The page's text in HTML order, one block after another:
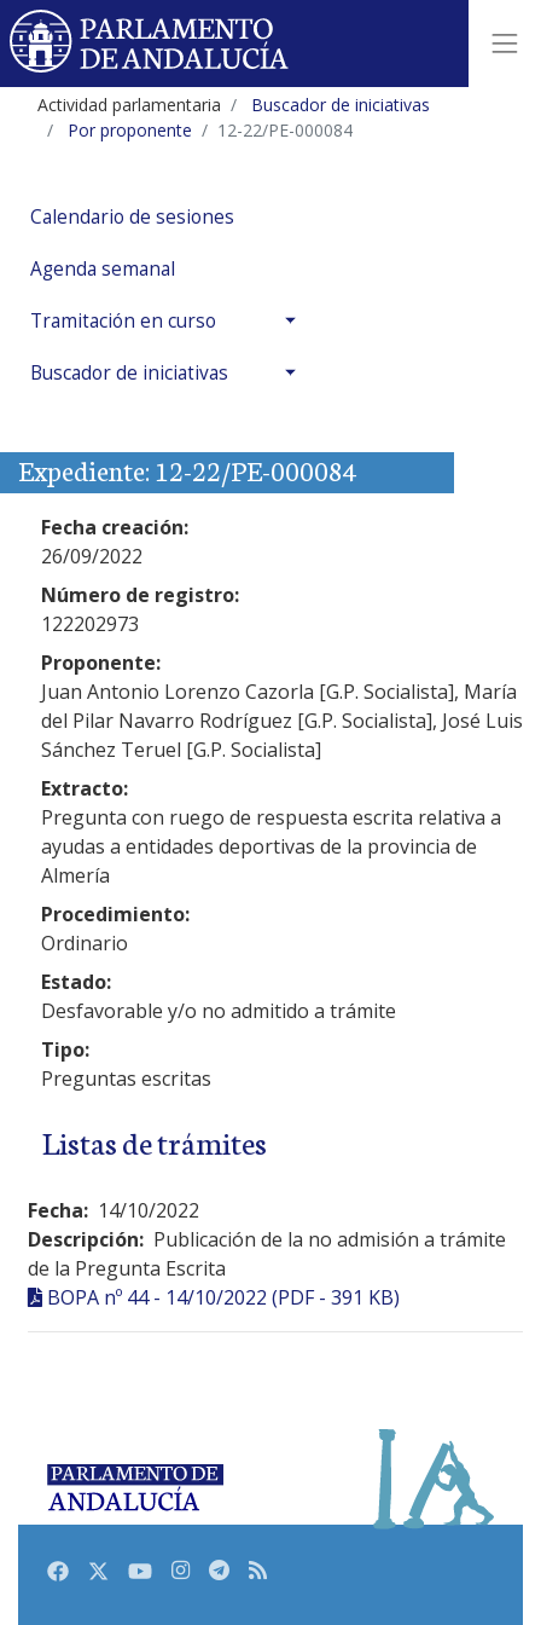
Actividad parlamentaria
Buscador de iniciativas
Por proponente
12-22/PE-000084
Calendario de sesiones
Agenda semanal
Tramitación en curso
Buscador de iniciativas
Expediente: 12-22/PE-000084
Fecha creación:
26/09/2022
Número de registro:
122202973
Proponente:
Juan Antonio Lorenzo Cazorla [G.P. Socialista], María
del Pilar Navarro Rodríguez [G.P. Socialista], José Luis
Sánchez Teruel [G.P. Socialista]
Extracto:
Pregunta con ruego de respuesta escrita relativa a
ayudas a entidades deportivas de la provincia de
Almería
Procedimiento:
Ordinario
Estado:
Desfavorable y/o no admitido a trámite
Tipo:
Preguntas escritas
Listas de trámites
Fecha: 14/10/2022
Descripción: Publicación de la no admisión a trámite
de la Pregunta Escrita
BOPA nº 44 - 14/10/2022 (PDF - 391 KB)
FacebookTwitterYoutubeInstagram
Telegram
RSS